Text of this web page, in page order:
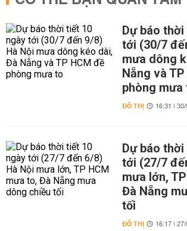
Dự báo
tới (30/7
mưa dông
Nẵng và
phòng mưa
ĐÔ THỊ 16:31 |
Dự báo
tới (27/7
mưa lớn,
Đà Nẵng
tối
ĐÔ THỊ 16:17 |